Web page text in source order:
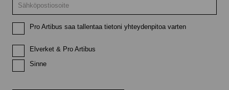
Pro Artibus saa tallentaa tietoni yhteydenpitoa varten
Elverket & Pro Artibus
Sinne